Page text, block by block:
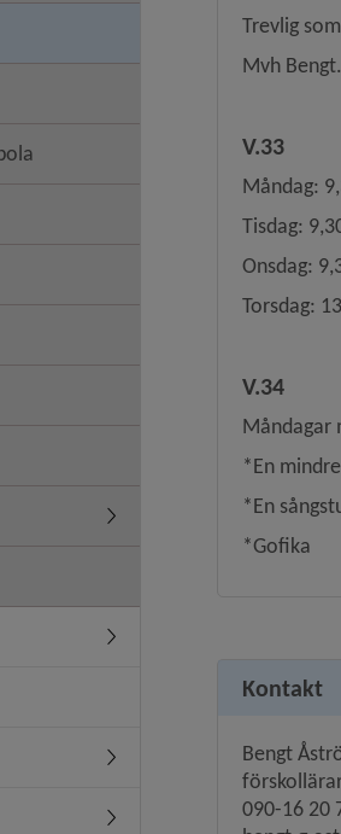
Undermeny för Måltider i förskolan
Undermeny för Grundskola
Undermeny för Gymnasium
Undermeny för Anpassad
Trevlig
Mvh Bengt.
V.33
Måndag:
Tisdag:
Onsdag:
Torsdag:
V.34
Måndagar
*En
*En
*Gofika
Kontakt
Bengt
090-16 20